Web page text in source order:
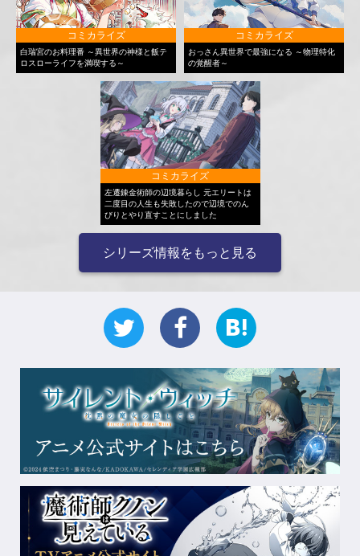
コミカライズ
白瑞宮のお料理番 ～異世界の神様と飯テ
ロスローライフを満喫する～
コミカライズ
おっさん異世界で最強になる ～物理特化
の覚醒者～
コミカライズ
左遷錬金術師の辺境暮らし 元エリートは
二度目の人生も失敗したので辺境でのん
びりとやり直すことにしました
シリーズ情報をもっと見る